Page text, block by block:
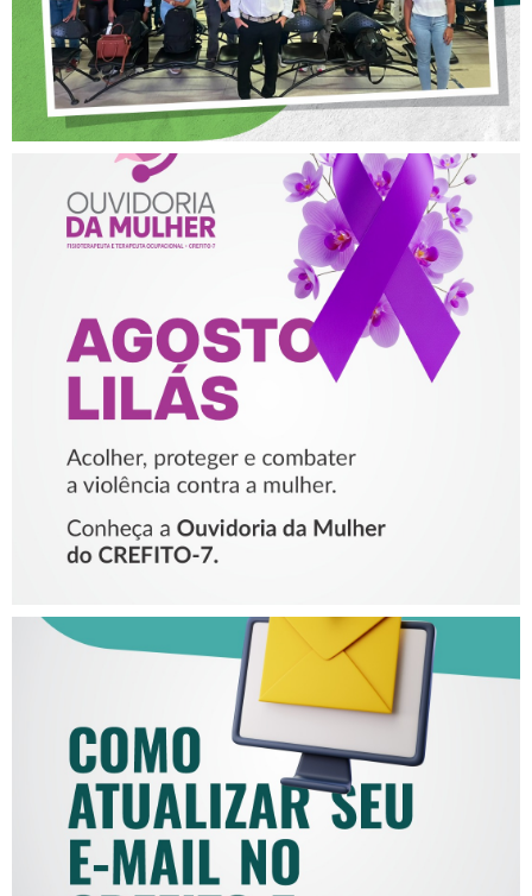
AGOSTO LILÁS – ACOLHER,
PROTEGER E COMBATER A
VIOLÊNCIA CONTRA A
MULHER
COMO ATUALIZAR SEU E-
MAIL NO CREFITO-7